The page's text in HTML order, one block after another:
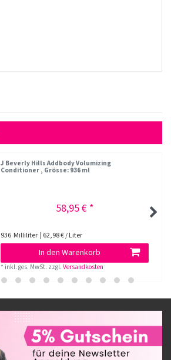
J Beverly Hills Addbody Volumizing
Conditioner , Grösse: 936 ml
58,95 € *
936 Milliliter | 62,98 € / Liter
In den Warenkorb
* inkl. ges. MwSt. zzgl.Versandkosten